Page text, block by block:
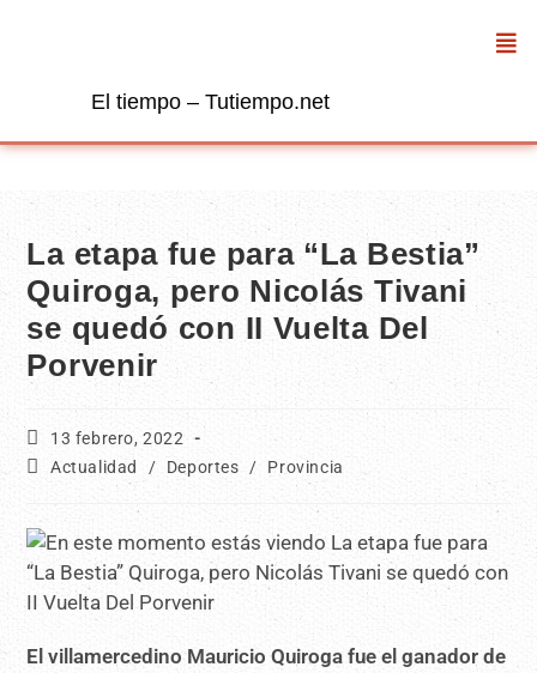
El tiempo – Tutiempo.net
La etapa fue para “La Bestia”
Quiroga, pero Nicolás Tivani
se quedó con II Vuelta Del
Porvenir
13 febrero, 2022
Actualidad
/ Deportes / Provincia
El villamercedino Mauricio Quiroga fue el ganador de